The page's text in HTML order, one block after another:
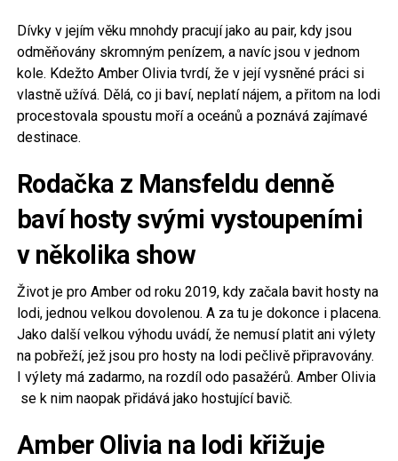
Dívky v jejím věku mnohdy pracují jako au pair, kdy jsou
odměňovány skromným penízem, a navíc jsou v jednom
kole. Kdežto Amber Olivia tvrdí, že v její vysněné práci si
vlastně užívá. Dělá, co ji baví, neplatí nájem, a přitom na lodi
procestovala spoustu moří a oceánů a poznává zajímavé
destinace.
Rodačka z Mansfeldu denně
baví hosty svými vystoupeními
v několika show
Život je pro Amber od roku 2019, kdy začala bavit hosty na
lodi, jednou velkou dovolenou. A za tu je dokonce i placena.
Jako další velkou výhodu uvádí, že nemusí platit ani výlety
na pobřeží, jež jsou pro hosty na lodi pečlivě připravovány.
I výlety má zadarmo, na rozdíl odo pasažérů. Amber Olivia
se k nim naopak přidává jako hostující bavič.
Amber Olivia na lodi křižuje